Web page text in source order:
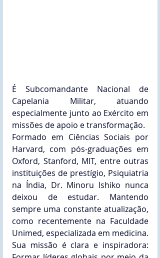
É Subcomandante Nacional de
Capelania Militar, atuando
especialmente junto ao Exército em
missões de apoio e transformação.
Formado em Ciências Sociais por
Harvard, com pós-graduações em
Oxford, Stanford, MIT, entre outras
instituições de prestígio, Psiquiatria
na Índia, Dr. Minoru Ishiko nunca
deixou de estudar. Mantendo
sempre uma constante atualização,
como recentemente na Faculdade
Unimed, especializada em medicina.
Sua missão é clara e inspiradora: